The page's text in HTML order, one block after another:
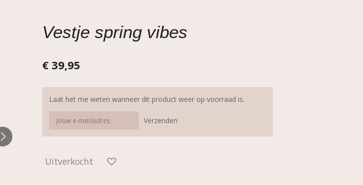
Vestje spring vibes
€ 39,95
Laat het me weten wanneer dit product weer op voorraad is.
Verzenden
Uitverkocht